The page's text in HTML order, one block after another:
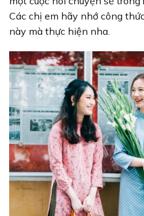
Các chị em hãy nhớ công
này mà thực hiện nha.